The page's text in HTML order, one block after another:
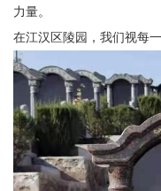
力量。
在江汉区陵园，我们视每